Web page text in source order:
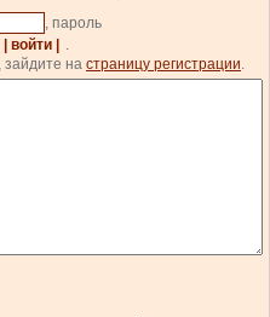
, пароль
| войти |
.
зайдите на страницу регистрации.